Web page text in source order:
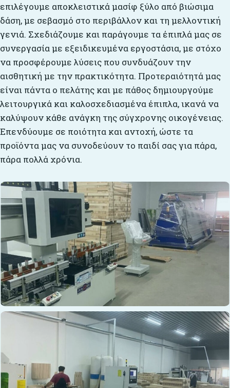
επιλέγουμε αποκλειστικά μασίφ ξύλο από βιώσιμα
δάση, με σεβασμό στο περιβάλλον και τη μελλοντική
γενιά. Σχεδιάζουμε και παράγουμε τα έπιπλά μας σε
συνεργασία με εξειδικευμένα εργοστάσια, με στόχο
να προσφέρουμε λύσεις που συνδυάζουν την
αισθητική με την πρακτικότητα. Προτεραιότητά μας
είναι πάντα ο πελάτης και με πάθος δημιουργούμε
λειτουργικά και καλοσχεδιασμένα έπιπλα, ικανά να
καλύψουν κάθε ανάγκη της σύγχρονης οικογένειας.
Επενδύουμε σε ποιότητα και αντοχή, ώστε τα
προϊόντα μας να συνοδεύουν το παιδί σας για πάρα,
πάρα πολλά χρόνια.